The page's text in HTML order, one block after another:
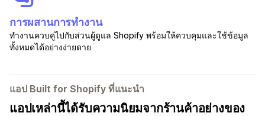
การผสานการทำงาน
ทำงานควบคู่ไปกับส่วนผู้ดูแล Shopify พร้อมให้ควบคุมและใช้ข้อมูล
ทั้งหมดได้อย่างง่ายดาย
แอป Built for Shopify ที่แนะนำ
แอปเหล่านี้ได้รับความนิยมจากร้านค้าอย่างของ